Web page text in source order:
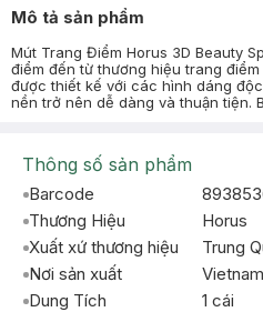
Mô tả sản phẩm
Mút Trang Điểm Horus 3D Beauty
điểm đến từ thương hiệu trang
được thiết kế với các hình dáng
nền trở nên dễ dàng và thuận tiện.
Thông số sản phẩm
Barcode
Thương Hiệu
Horus
Xuất xứ thương hiệu
Trung
Nơi sản xuất
Vietnam
Dung Tích
1 cái